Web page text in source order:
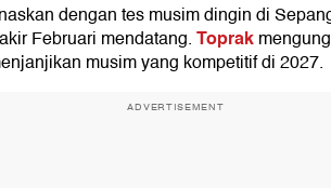
dengan tes musim dingin di
Februari mendatang.Toprak
musim yang kompetitif di 2027.
ADVERTISEMENT